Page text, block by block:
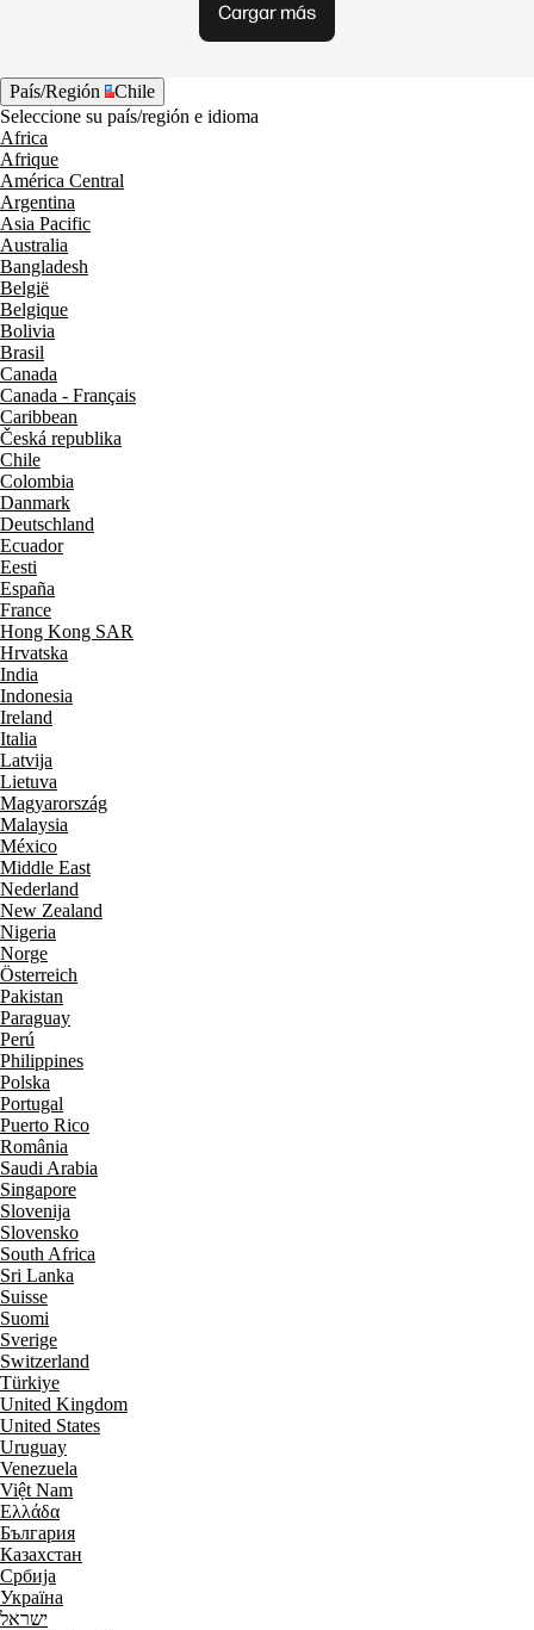
Cargar más
País/Región
Chile
Seleccione su país/región e idioma
Africa
Afrique
América Central
Argentina
Asia Pacific
Australia
Bangladesh
België
Belgique
Bolivia
Brasil
Canada
Canada - Français
Caribbean
Česká republika
Chile
Colombia
Danmark
Deutschland
Ecuador
Eesti
España
France
Hong Kong SAR
Hrvatska
India
Indonesia
Ireland
Italia
Latvija
Lietuva
Magyarország
Malaysia
México
Middle East
Nederland
New Zealand
Nigeria
Norge
Österreich
Pakistan
Paraguay
Perú
Philippines
Polska
Portugal
Puerto Rico
România
Saudi Arabia
Singapore
Slovenija
Slovensko
South Africa
Sri Lanka
Suisse
Suomi
Sverige
Switzerland
Türkiye
United Kingdom
United States
Uruguay
Venezuela
Việt Nam
Ελλάδα
България
Казахстан
Србија
Україна
ישראל